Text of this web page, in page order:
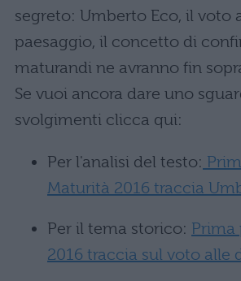
segreto: Umberto Eco, il voto
paesaggio, il concetto di
maturandi ne avranno fin
Se vuoi ancora dare uno
svolgimenti clicca qui:
Per l'analisi del testo:
Maturità 2016 traccia
Per il tema storico: Prima
2016 traccia sul voto alle